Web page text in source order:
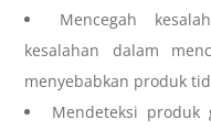
Mencegah
kesalahan dalam
menyebabkan produk
Mendeteksi